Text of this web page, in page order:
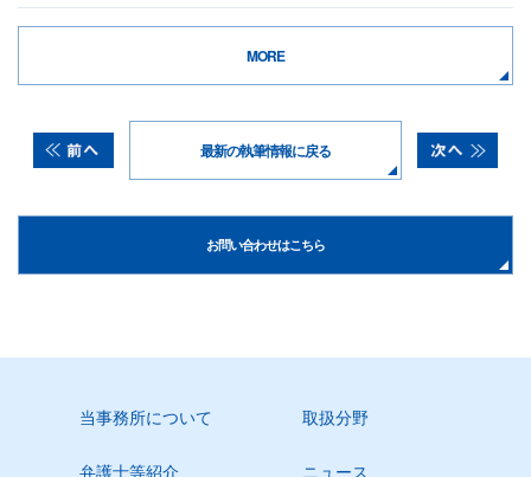
MORE
最新の執筆情報に戻る
お問い合わせはこちら
当事務所について 取扱分野
弁護士等紹介 ニュース